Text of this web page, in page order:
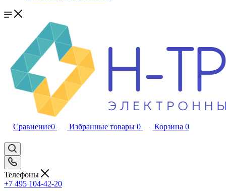
Сравнение0 Избранные товары 0 Корзина 0
Телефоны
+7 495 104-42-20